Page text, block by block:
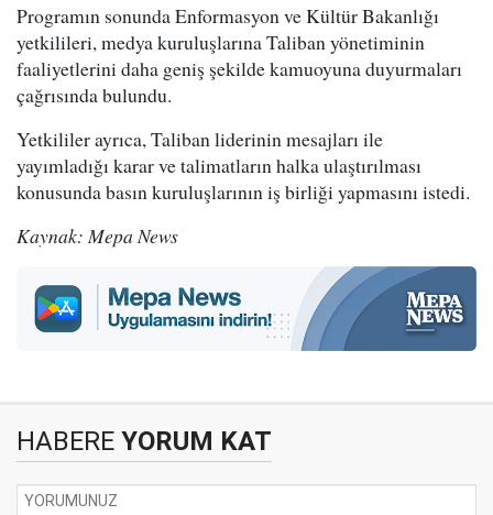
Programın sonunda Enformasyon ve Kültür Bakanlığı
yetkilileri, medya kuruluşlarına Taliban yönetiminin
faaliyetlerini daha geniş şekilde kamuoyuna duyurmaları
çağrısında bulundu.
Yetkililer ayrıca, Taliban liderinin mesajları ile
yayımladığı karar ve talimatların halka ulaştırılması
konusunda basın kuruluşlarının iş birliği yapmasını istedi.
Kaynak: Mepa News
HABERE YORUM KAT